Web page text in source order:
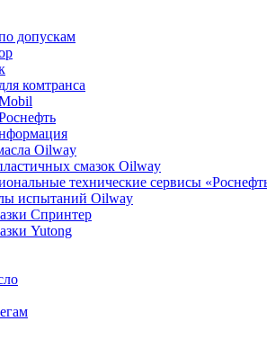
допускам
комтранса
Oilway
смазок Oilway
технические сервисы
испытаний Oilway
Спринтер
Yutong